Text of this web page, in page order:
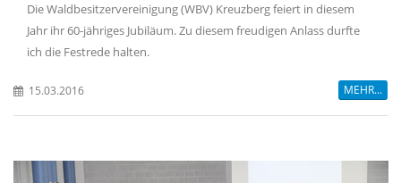
Die Waldbesitzervereinigung (WBV) Kreuzberg feiert in diesem
Jahr ihr 60-jähriges Jubiläum. Zu diesem freudigen Anlass durfte
ich die Festrede halten.
15.03.2016 MEHR...